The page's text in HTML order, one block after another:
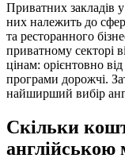
Приватних закладів у
них належить до
та ресторанного
приватному секторі
цінам: орієнтовно
програми дорожчі.
найширший вибір
Скільки
англійською